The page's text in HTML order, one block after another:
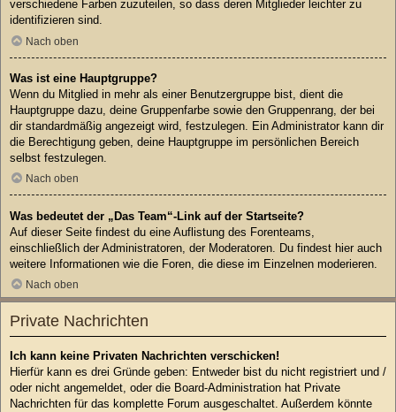
verschiedene Farben zuzuteilen, so dass deren Mitglieder leichter zu
identifizieren sind.
Nach oben
Was ist eine Hauptgruppe?
Wenn du Mitglied in mehr als einer Benutzergruppe bist, dient die
Hauptgruppe dazu, deine Gruppenfarbe sowie den Gruppenrang, der bei
dir standardmäßig angezeigt wird, festzulegen. Ein Administrator kann dir
die Berechtigung geben, deine Hauptgruppe im persönlichen Bereich
selbst festzulegen.
Nach oben
Was bedeutet der „Das Team“-Link auf der Startseite?
Auf dieser Seite findest du eine Auflistung des Forenteams,
einschließlich der Administratoren, der Moderatoren. Du findest hier auch
weitere Informationen wie die Foren, die diese im Einzelnen moderieren.
Nach oben
Private Nachrichten
Ich kann keine Privaten Nachrichten verschicken!
Hierfür kann es drei Gründe geben: Entweder bist du nicht registriert und /
oder nicht angemeldet, oder die Board-Administration hat Private
Nachrichten für das komplette Forum ausgeschaltet. Außerdem könnte